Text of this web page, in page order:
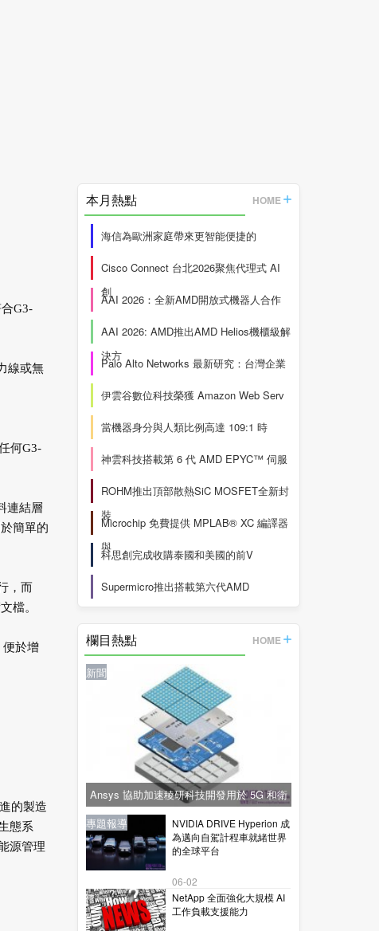
G3-
線或無
何G3-
連結層
簡單的
，而
檔。
便於增
的製造
態系
源管理
本月熱點 HOME
海信為歐洲家庭帶來更智能便捷的
Cisco Connect 台北2026聚焦代理式 AI
創
AAI 2026：全新AMD開放式機器人合作
AAI 2026: AMD推出AMD Helios機櫃級解
決方
Palo Alto Networks 最新研究：台灣企業
伊雲谷數位科技榮獲 Amazon Web Serv
當機器身分與人類比例高達 109:1 時
神雲科技搭載第 6 代 AMD EPYC™ 伺服
ROHM推出頂部散熱SiC MOSFET全新封
裝
Microchip 免費提供 MPLAB® XC 編譯器
與
科思創完成收購泰國和美國的前V
Supermicro推出搭載第六代AMD
EPYC™
欄目熱點 HOME
新聞
Ansys 協助加速稜研科技開發用於 5G 和衛
星通訊的下一代毫米波技術
新聞
NVIDIA DRIVE Hyperion 成
為邁向自駕計程車就緒世界
的全球平台
06-02
新聞
NetApp 全面強化大規模 AI
工作負載支援能力
專題報導
新聞
專題報導